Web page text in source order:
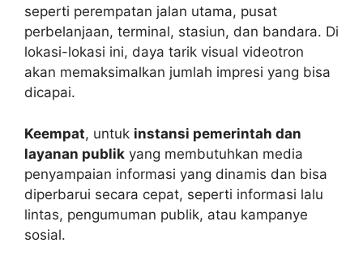
seperti perempatan jalan utama, pusat
perbelanjaan, terminal, stasiun, dan bandara. Di
lokasi-lokasi ini, daya tarik visual videotron
akan memaksimalkan jumlah impresi yang bisa
dicapai.
Keempat, untuk instansi pemerintah dan
layanan publik yang membutuhkan media
penyampaian informasi yang dinamis dan bisa
diperbarui secara cepat, seperti informasi lalu
lintas, pengumuman publik, atau kampanye
sosial.